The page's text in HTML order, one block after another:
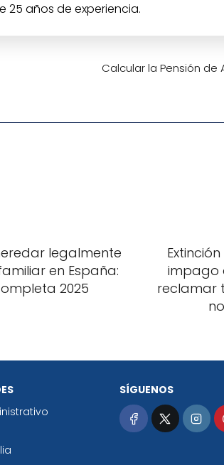
25 años de experiencia.
Calcular la Pensión
legalmente
en España:
2025
impago
reclamar
SÍGUENOS